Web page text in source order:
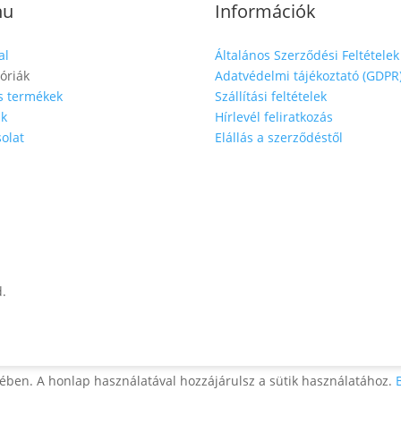
termékek
Információk
Általános Szerződési Feltételek
Adatvédelmi tájékoztató
Szállítási feltételek
Hírlevél feliratkozás
Elállás a szerződéstől
A honlap használatával hozzájárulsz a sütik használatához.